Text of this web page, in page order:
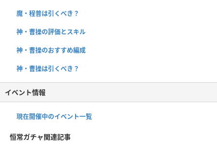
魔・程普は引くべき？
神・曹操の評価とスキル
神・曹操のおすすめ編成
神・曹操は引くべき？
イベント情報
現在開催中のイベント一覧
恒常ガチャ関連記事